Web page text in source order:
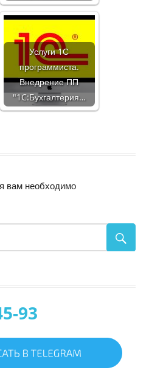
Услуги 1С
программиста.
Внедрение ПП
"1C:Бухгалтерия…
вам необходимо
93